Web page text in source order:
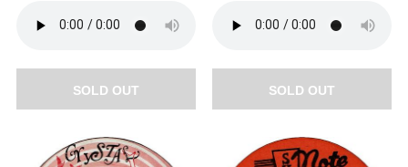
SOLD OUT SOLD OUT